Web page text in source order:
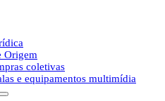
Origem
coletivas
e equipamentos multimídia